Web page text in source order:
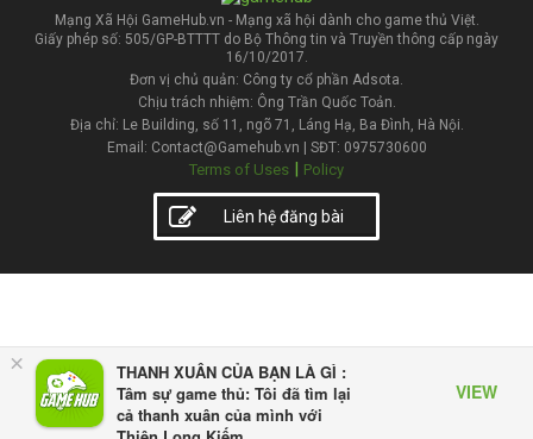
×
THANH XUÂN CỦA BẠN LÀ GÌ :
Tâm sự game thủ: Tôi đã tìm lại
cả thanh xuân của mình với
VIEW
Mạng Xã Hội GameHub.vn - Mạng xã hội dành cho game thủ Việt.
Giấy phép số: 505/GP-BTTTT do Bộ Thông tin và Truyền thông cấp ngày
16/10/2017.
Đơn vị chủ quản: Công ty cổ phần Adsota.
Chịu trách nhiệm: Ông Trần Quốc Toản.
Địa chỉ: Le Building, số 11, ngõ 71, Láng Hạ, Ba Đình, Hà Nội.
Email: Contact@Gamehub.vn | SĐT: 0975730600
Terms of Uses | Policy
Liên hệ đăng bài